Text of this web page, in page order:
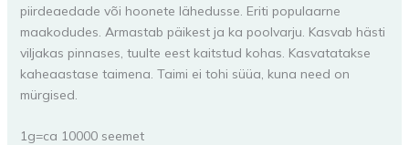
piirdeaedade või hoonete lähedusse. Eriti populaarne
maakodudes. Armastab päikest ja ka poolvarju. Kasvab hästi
viljakas pinnases, tuulte eest kaitstud kohas. Kasvatatakse
kaheaastase taimena. Taimi ei tohi süüa, kuna need on
mürgised.
1g=ca 10000 seemet